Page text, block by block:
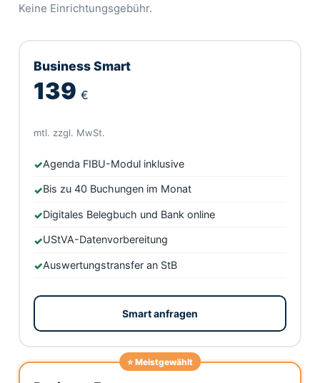
Keine Einrichtungsgebühr.
Business Smart
139€
mtl. zzgl. MwSt.
Agenda FIBU-Modul inklusive
Bis zu 40 Buchungen im Monat
Digitales Belegbuch und Bank online
UStVA-Datenvorbereitung
Auswertungstransfer an StB
Smart anfragen
⭐ Meistgewählt